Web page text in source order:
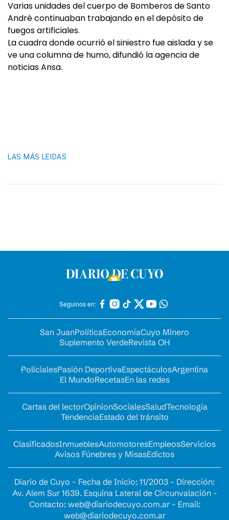
Varias unidades del cuerpo de Bomberos de Santo
André continuaban trabajando en el depósito de
fuegos artificiales.
La cuadra donde ocurrió el siniestro fue aislada y se
ve una columna de humo, difundió la agencia de
noticias Ansa.
LAS MÁS LEIDAS
Seguinos en:
San JuanPolíticaEconomíaCuyo Minero
Suplemento VerdeRevista OH
PolicialesPasión DeportivaEspectáculosArgentina
El MundoRecetasEn las redes
Cartas del lectorOpinionSocialesSaludTecnología
TendenciaEstado del tránsito
ClasificadosInmueblesAutomotoresEmpleosServicios
Avisos Fúnebres y MisasEdictos
Diario de Cuyo - Fecha de Inicio: 11/2003 - Dirección:
Av. Alem Sur 1639. Esquina Lateral de Circunvalación -
Contacto: web@diariodecuyo.com.ar- Email:
web@diariodecuyo.com.ar